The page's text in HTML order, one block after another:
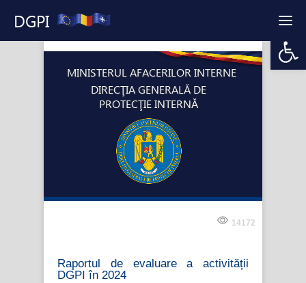
MINISTERUL AFACERILOR INTERNE
DIRECŢIA GENERALĂ DE
PROTECŢIE INTERNĂ
14172
Raportul de evaluare a activității
DGPI în 2024
DGPI